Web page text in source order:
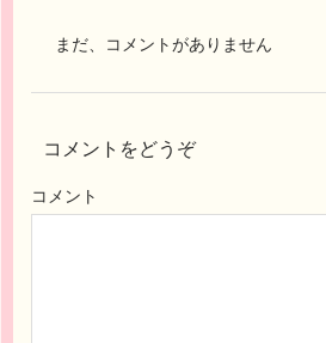
まだ、コメントがありません
コメントをどうぞ
コメント